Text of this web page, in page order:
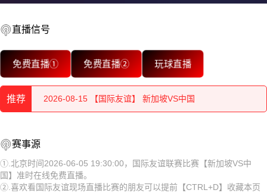
直播信号
免费直播① 免费直播② 玩球直播
推荐
2026-08-15 【国际友谊】 新加坡VS中国
2026-08-15 【国际友谊】 新加坡VS中国
2026-08-15 【国际友谊】 新加坡VS中国
2026-08-15 【国际友谊】 新加坡VS中国
赛事源
①.北京时间2026-06-05 19:30:00，国际友谊联赛比赛【新加坡VS中
国】准时在线免费直播。
②.喜欢看国际友谊现场直播比赛的朋友可以提前【CTRL+D】收藏本页